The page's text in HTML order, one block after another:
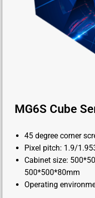
MG6S Cube
45 degree corner
Pixel pitch: 1.9/
Cabinet size:
500*500*80mm
Operating